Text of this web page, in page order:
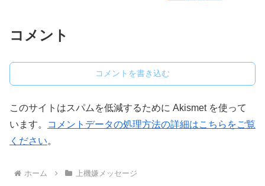
コメント
コメントを書き込む
このサイトはスパムを低減するために Akismet を使って
います。
コメントデータの処理方法の詳細はこちらをご覧
ください。
ホーム 上機嫌メッセージ